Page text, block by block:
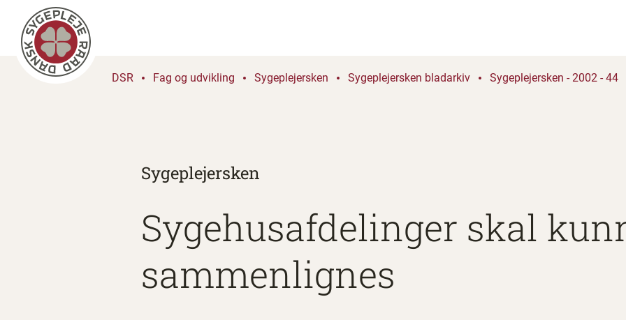
DSR Fag og udvikling Sygeplejersken Sygeplejersken bladarkiv Sygeplejersken - 2002 - 44
Sygeplejersken
Sygehusafdelinger skal
sammenlignes